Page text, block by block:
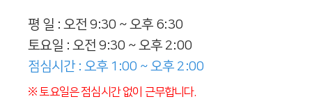
평 일 : 오전 9:30 ~ 오후 6:30
토요일 : 오전 9:30 ~ 오후 2:00
점심시간 : 오후 1:00 ~ 오후 2:00
※ 토요일은 점심시간 없이 근무합니다.